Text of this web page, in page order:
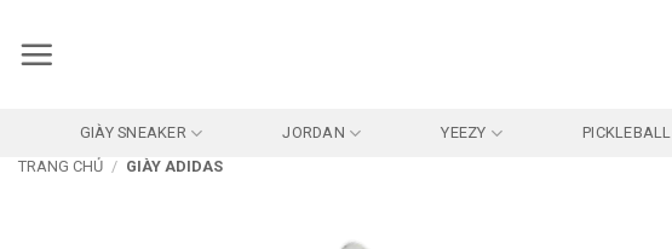
qua
GIÀY SNEAKER JORDAN YEEZY PICKLEBALL
TRANG CHỦ / GIÀY ADIDAS